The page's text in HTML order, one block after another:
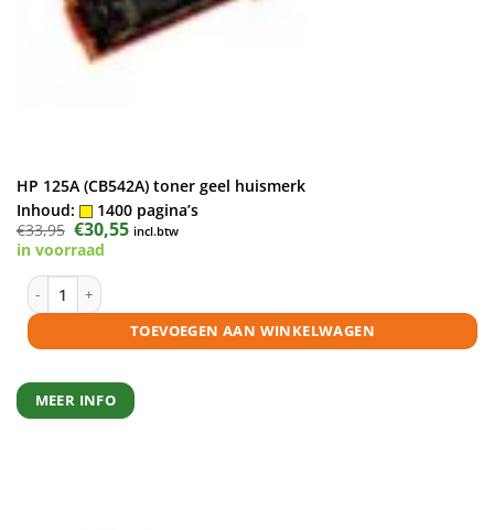
HP 125A (CB542A) toner geel huismerk
Inhoud:
1400 pagina’s
€33,95 Oorspronkelijke
prijs
was:
€33,95.
€30,55Huidige
prijs
incl.btw
in voorraad
HP 125A (CB542A) toner geel huismerk aantal
TOEVOEGEN AAN WINKELWAGEN
MEER INFO